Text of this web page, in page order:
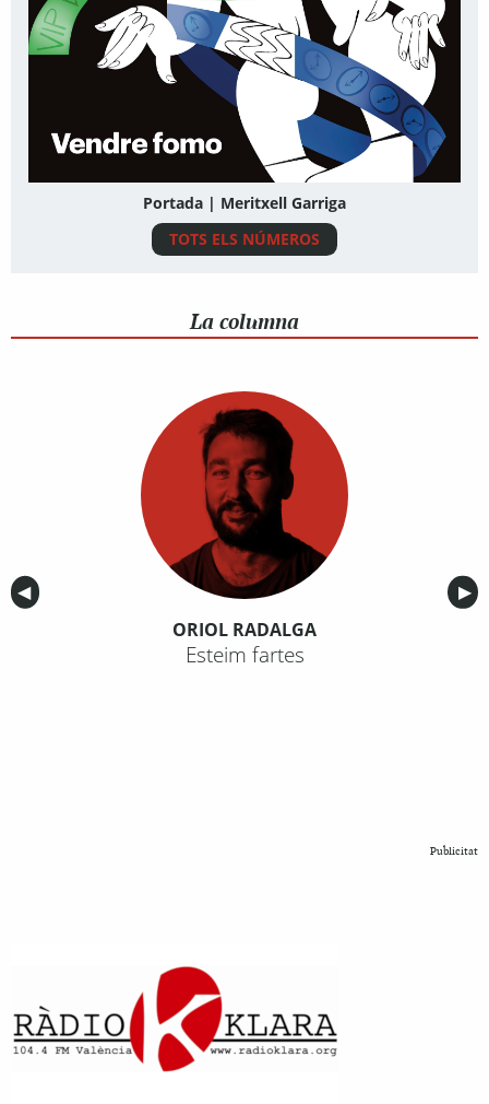
Portada | Meritxell Garriga
TOTS ELS NÚMEROS
La columna
Anterior
◀︎ ▶︎
ORIOL RADALGA
Esteim fartes
Publicitat